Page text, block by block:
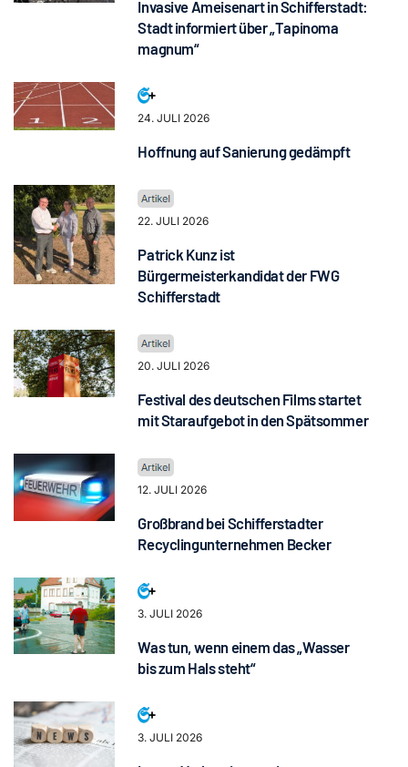
Invasive Ameisenart in Schifferstadt:
Stadt informiert über „Tapinoma
magnum“
24. JULI 2026
Hoffnung auf Sanierung gedämpft
22. JULI 2026
Patrick Kunz ist
Bürgermeisterkandidat der FWG
Schifferstadt
20. JULI 2026
Festival des deutschen Films startet
mit Staraufgebot in den Spätsommer
12. JULI 2026
Großbrand bei Schifferstadter
Recyclingunternehmen Becker
3. JULI 2026
Was tun, wenn einem das „Wasser
bis zum Hals steht“
3. JULI 2026